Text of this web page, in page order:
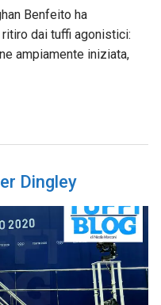
Benfeito ha
dai tuffi agonistici:
ampiamente iniziata,
Dingley